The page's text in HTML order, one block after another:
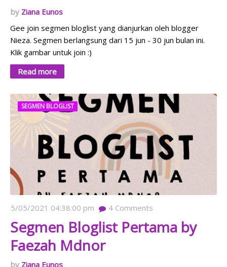
Ziana Eunos
Gee join segmen bloglist yang dianjurkan oleh blogger
Nieza. Segmen berlangsung dari 15 jun - 30 jun bulan ini.
Klik gambar untuk join :)
Read more
SEGMEN BLOGLIST
5/05/2021 04:38:00 pm 4 Comments
Segmen Bloglist Pertama by
Faezah Mdnor
Ziana Eunos